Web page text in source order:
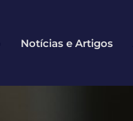
Notícias e Artigos